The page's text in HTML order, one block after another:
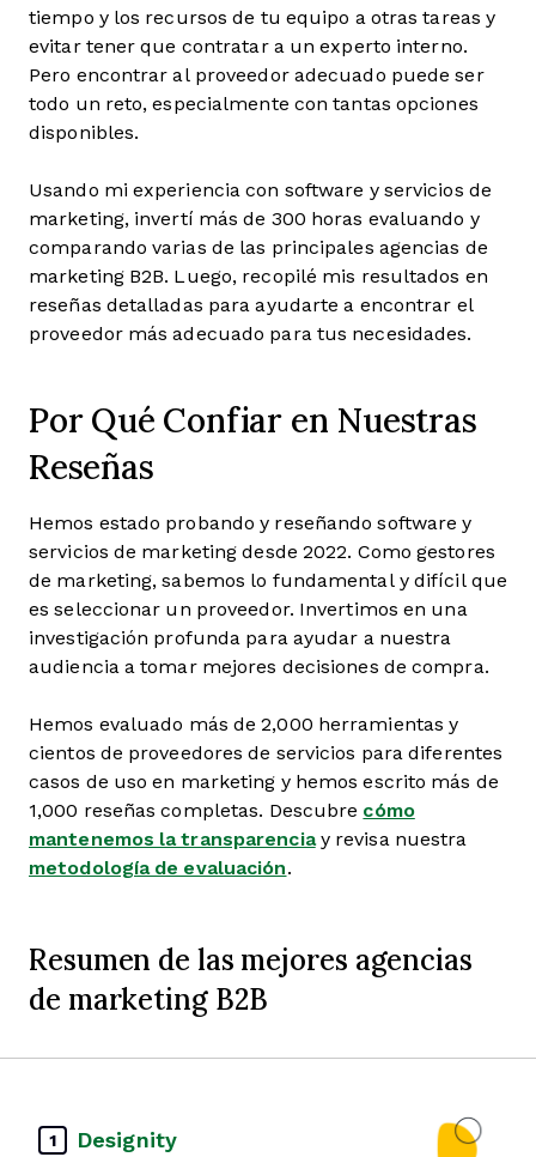
tiempo y los recursos de tu equipo a otras tareas y
evitar tener que contratar a un experto interno.
Pero encontrar al proveedor adecuado puede ser
todo un reto, especialmente con tantas opciones
disponibles.
Usando mi experiencia con software y servicios de
marketing, invertí más de 300 horas evaluando y
comparando varias de las principales agencias de
marketing B2B. Luego, recopilé mis resultados en
reseñas detalladas para ayudarte a encontrar el
proveedor más adecuado para tus necesidades.
Por Qué Confiar en Nuestras
Reseñas
Hemos estado probando y reseñando software y
servicios de marketing desde 2022. Como gestores
de marketing, sabemos lo fundamental y difícil que
es seleccionar un proveedor. Invertimos en una
investigación profunda para ayudar a nuestra
audiencia a tomar mejores decisiones de compra.
Hemos evaluado más de 2,000 herramientas y
cientos de proveedores de servicios para diferentes
casos de uso en marketing y hemos escrito más de
1,000 reseñas completas. Descubre cómo
mantenemos la transparenciay revisa nuestra
metodología de evaluación.
Resumen de las mejores agencias
de marketing B2B
1 Designity